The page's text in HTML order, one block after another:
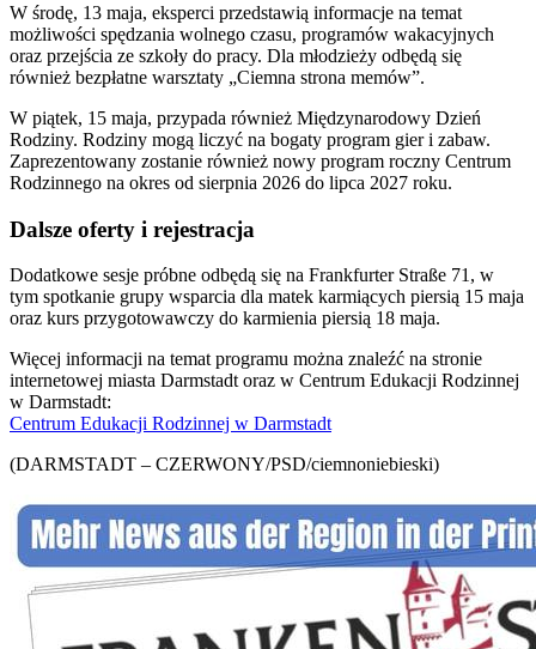
W środę, 13 maja, eksperci przedstawią informacje na temat
możliwości spędzania wolnego czasu, programów wakacyjnych
oraz przejścia ze szkoły do ​​pracy. Dla młodzieży odbędą się
również bezpłatne warsztaty „Ciemna strona memów”.
W piątek, 15 maja, przypada również Międzynarodowy Dzień
Rodziny. Rodziny mogą liczyć na bogaty program gier i zabaw.
Zaprezentowany zostanie również nowy program roczny Centrum
Rodzinnego na okres od sierpnia 2026 do lipca 2027 roku.
Dalsze oferty i rejestracja
Dodatkowe sesje próbne odbędą się na Frankfurter Straße 71, w
tym spotkanie grupy wsparcia dla matek karmiących piersią 15 maja
oraz kurs przygotowawczy do karmienia piersią 18 maja.
Więcej informacji na temat programu można znaleźć na stronie
internetowej miasta Darmstadt oraz w Centrum Edukacji Rodzinnej
w Darmstadt:
Centrum Edukacji Rodzinnej w Darmstadt
(DARMSTADT – CZERWONY/PSD/ciemnoniebieski)